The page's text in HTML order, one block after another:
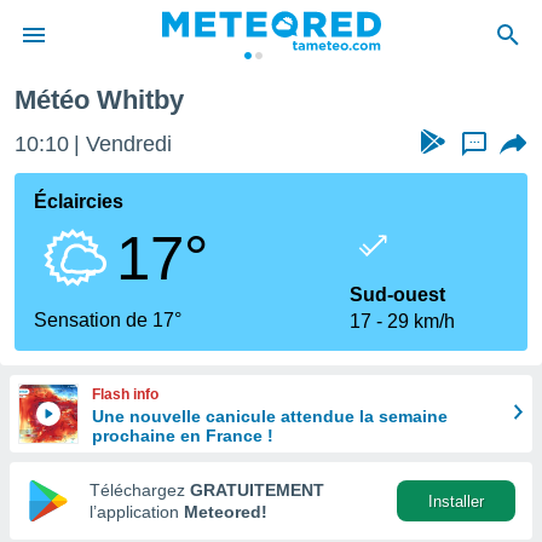
de
en
Météo Whitby
10:10 Vendredi ...
Éclaircies
17°
Sensation de 17°
Sud-ouest
17
29 km/h
Flash info
Une nouvelle canicule attendue la semaine
prochaine en France !
Téléchargez GRATUITEMENT
l’application Meteored!
Installer